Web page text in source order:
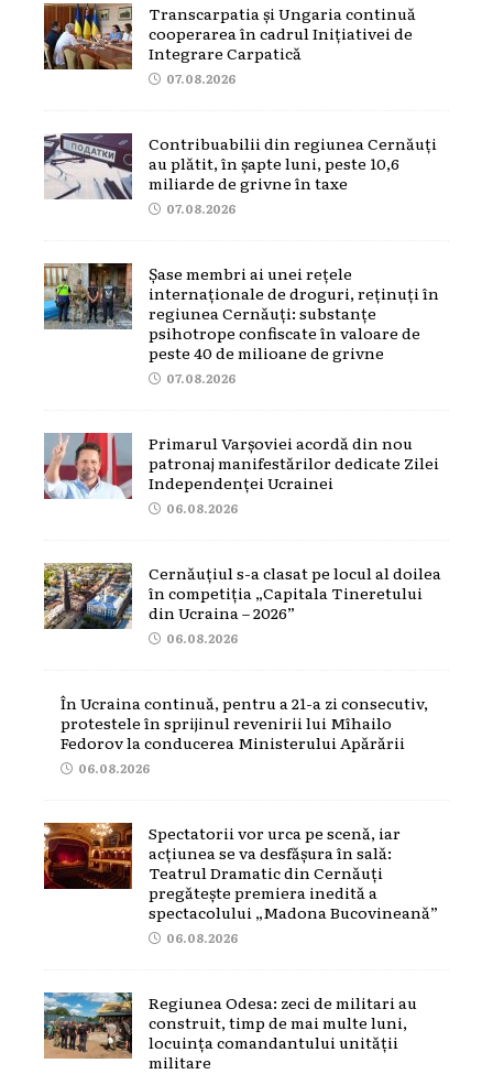
Transcarpatia și Ungaria continuă
cooperarea în cadrul Inițiativei de
Integrare Carpatică
07.08.2026
Contribuabilii din regiunea Cernăuți
au plătit, în șapte luni, peste 10,6
miliarde de grivne în taxe
07.08.2026
Șase membri ai unei rețele
internaționale de droguri, reținuți în
regiunea Cernăuți: substanțe
psihotrope confiscate în valoare de
peste 40 de milioane de grivne
07.08.2026
Primarul Varșoviei acordă din nou
patronaj manifestărilor dedicate Zilei
Independenței Ucrainei
06.08.2026
Cernăuțiul s-a clasat pe locul al doilea
în competiția „Capitala Tineretului
din Ucraina – 2026”
06.08.2026
În Ucraina continuă, pentru a 21-a zi consecutiv,
protestele în sprijinul revenirii lui Mîhailo
Fedorov la conducerea Ministerului Apărării
06.08.2026
Spectatorii vor urca pe scenă, iar
acțiunea se va desfășura în sală:
Teatrul Dramatic din Cernăuți
pregătește premiera inedită a
spectacolului „Madona Bucovineană”
06.08.2026
Regiunea Odesa: zeci de militari au
construit, timp de mai multe luni,
locuința comandantului unității
militare